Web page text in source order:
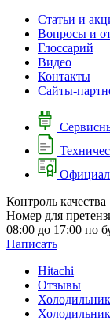
Cтатьи и
Вопросы и
Глоссарий
Видео
Контакты
Сайты-
Контроль качества
Номер для
08:00 до 17:00 по
Написать
Hitachi
Отзывы